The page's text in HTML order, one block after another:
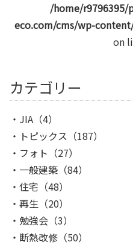
/home/
eco.com/cms/wp-
on
カテゴリー
JIA （4）
トピックス （187）
フォト （27）
一般建築 （84）
住宅 （48）
再生 （20）
勉強会 （3）
断熱改修 （50）